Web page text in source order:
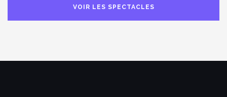
VOIR LES SPECTACLES